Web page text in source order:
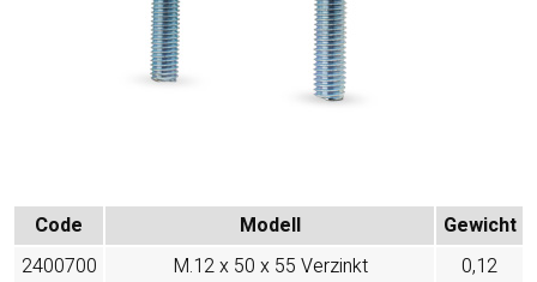
Code Modell
Gewicht
2400700
M.12 x 50 x 55 Verzinkt
0,12